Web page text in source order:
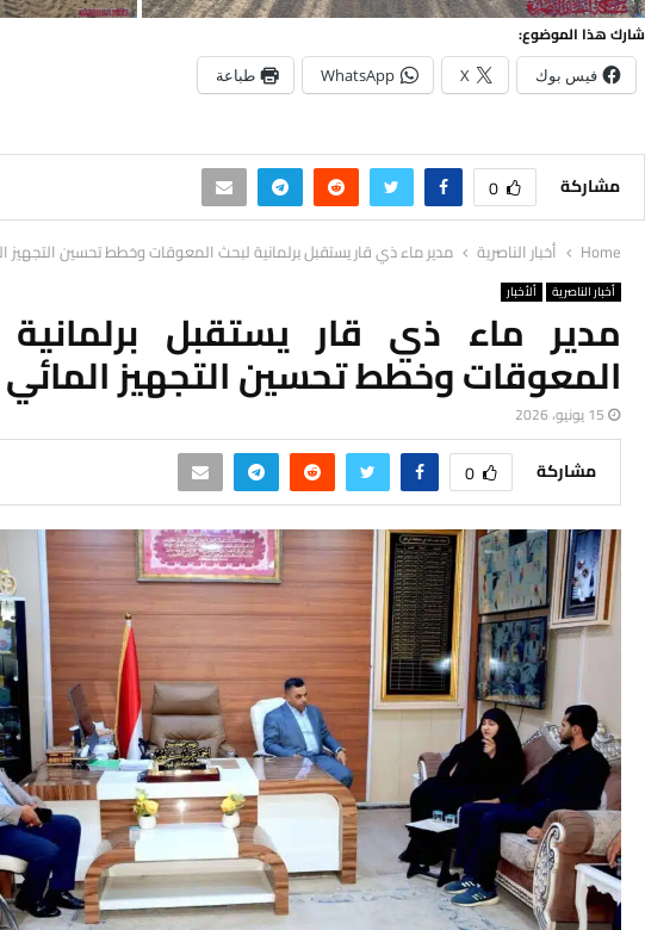
شارك هذا الموضوع:
فيس بوك X
WhatsApp طباعة
مشاركة 0
Home أخبار الناصرية مدير ماء ذي قار يستقبل برلمانية لبحث المعوقات وخطط تحسين التجهيز
أخبار الناصرية ألأخبار
مدير ماء ذي قار يستقبل
المعوقات وخطط تحسين التجهيز المائي
15 يونيو، 2026
مشاركة 0